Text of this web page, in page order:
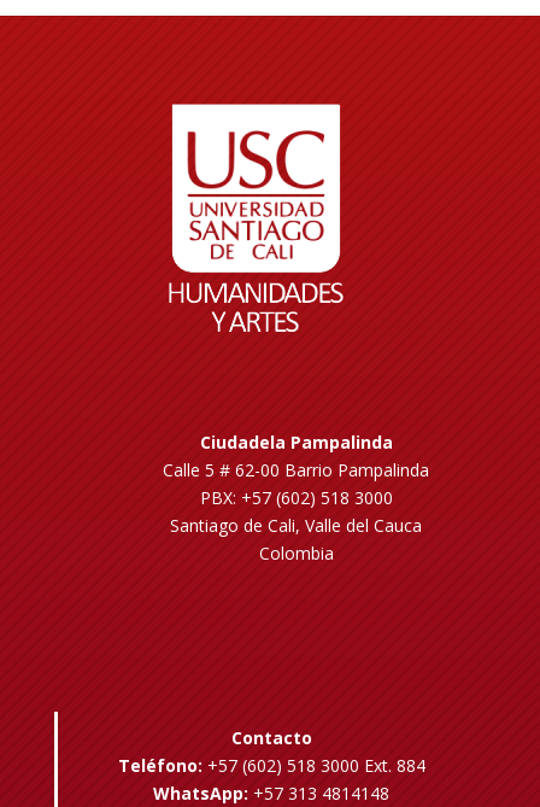
Ciudadela Pampalinda
Calle 5 # 62-00 Barrio Pampalinda
PBX: +57 (602) 518 3000
Santiago de Cali, Valle del Cauca
Colombia
Contacto
Teléfono: +57 (602) 518 3000 Ext. 884
WhatsApp: +57 313 4814148